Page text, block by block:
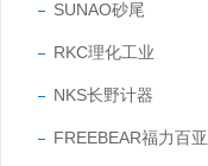
SUNAO砂尾
RKC理化工业
NKS长野计器
FREEBEAR福力百亚